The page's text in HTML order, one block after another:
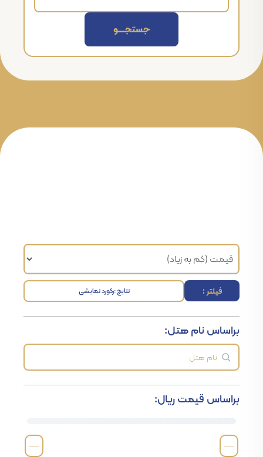
جستجــــــو
فیلتر : نتایج :رکورد نمایشی
براساس نام هتل:
براساس قیمت ریال:
—
—